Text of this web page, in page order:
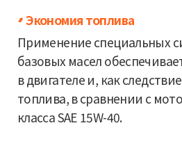
Экономия топлива
Применение специальных
базовых масел
в двигателе и, как
топлива, в сравнении с
класса SAE 15W-40.